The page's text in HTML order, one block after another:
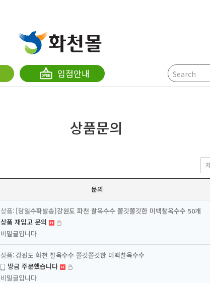
입점안내
상품문의
문의
[당일수확발송]강원도 화천 찰옥수수 쫄깃쫄깃한 미백찰옥수수 50개
상품 재입고 문의
비밀글입니다
강원도 화천 찰옥수수 쫄깃쫄깃한 미백찰옥수수
방금 주문했습니다
비밀글입니다